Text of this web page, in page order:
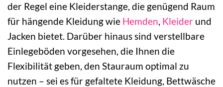
der Regel eine Kleiderstange, die genügend Raum
für hängende Kleidung wie Hemden, Kleider und
Jacken bietet. Darüber hinaus sind verstellbare
Einlegeböden vorgesehen, die Ihnen die
Flexibilität geben, den Stauraum optimal zu
nutzen – sei es für gefaltete Kleidung, Bettwäsche